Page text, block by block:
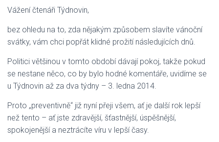
Vážení čtenáři Týdnovin,
bez ohledu na to, zda nějakým způsobem slavíte vánoční
svátky, vám chci popřát klidné prožití následujících dnů.
Politici většinou v tomto období dávají pokoj, takže pokud
se nestane něco, co by bylo hodné komentáře, uvidíme se
u Týdnovin až za dva týdny – 3. ledna 2014.
Proto „preventivně“ již nyní přeji všem, ať je další rok lepší
než tento – ať jste zdravější, šťastnější, úspěšnější,
spokojenější a neztrácíte víru v lepší časy.